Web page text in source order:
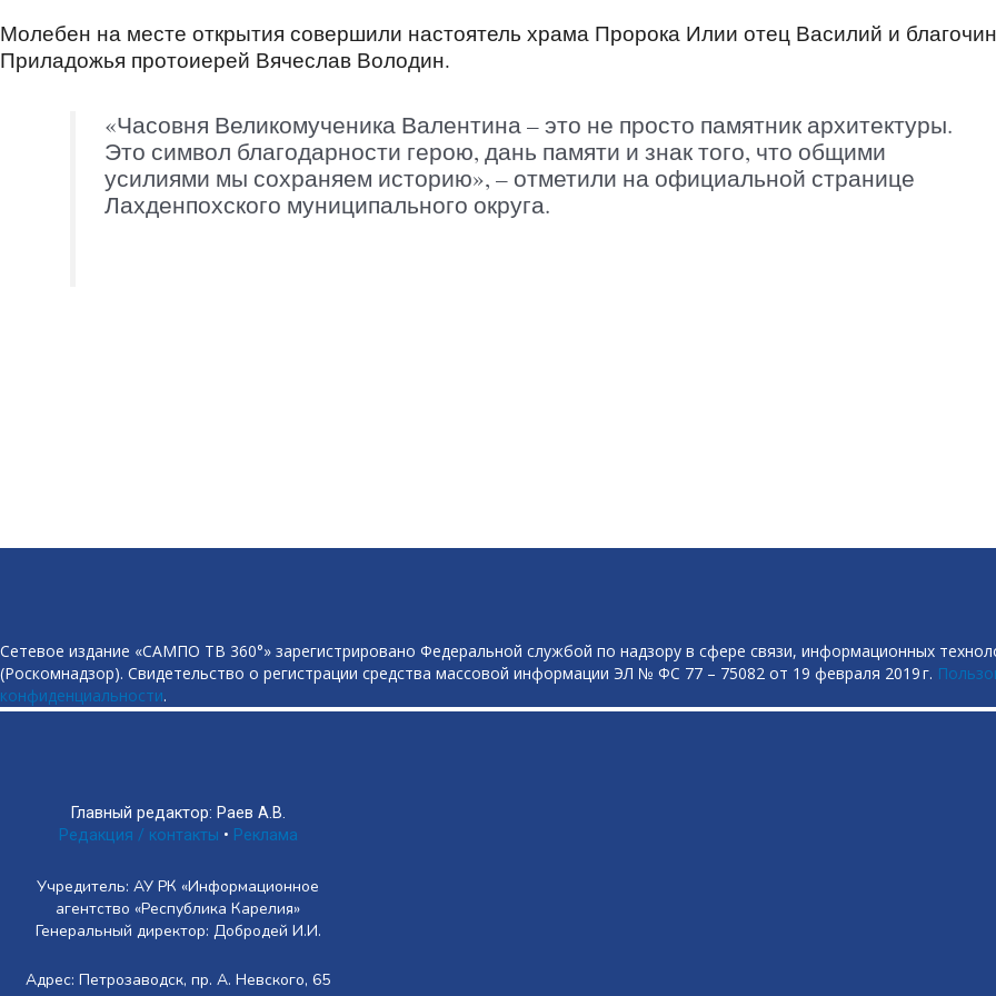
Молебен на месте открытия совершили настоятель храма Пророка Илии отец Василий и
Приладожья протоиерей Вячеслав Володин.
«Часовня Великомученика Валентина – это не просто памятник архитектуры.
Это символ благодарности герою, дань памяти и знак того, что общими
усилиями мы сохраняем историю», – отметили на официальной странице
Лахденпохского муниципального округа.
Сетевое издание «САМПО ТВ 360°» зарегистрировано Федеральной службой по надзору в сфере связи, информационных
(Роскомнадзор). Свидетельство о регистрации средства массовой информации ЭЛ № ФС 77 – 75082 от 19 февраля 2019 г.
конфиденциальности.
Главный редактор: Раев А.В.
Редакция / контакты • Реклама
Учредитель: АУ РК «Информационное
агентство «Республика Карелия»
Генеральный директор: Добродей И.И.
Адрес: Петрозаводск, пр. А. Невского, 65